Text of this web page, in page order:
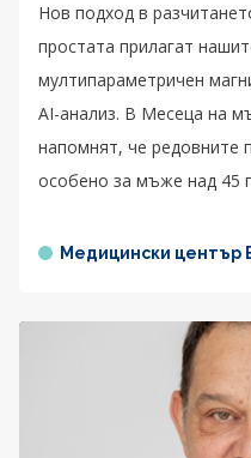
Нов подход в
простата прилагат
мултипараметричен
AI-анализ. В Месеца на
напомнят, че редовните
особено за мъже над 45
Медицински център